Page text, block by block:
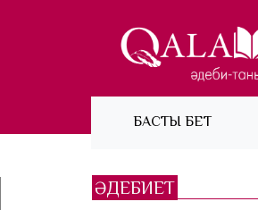
БАСТЫ БЕТ(current)
ӘДЕБИЕТ